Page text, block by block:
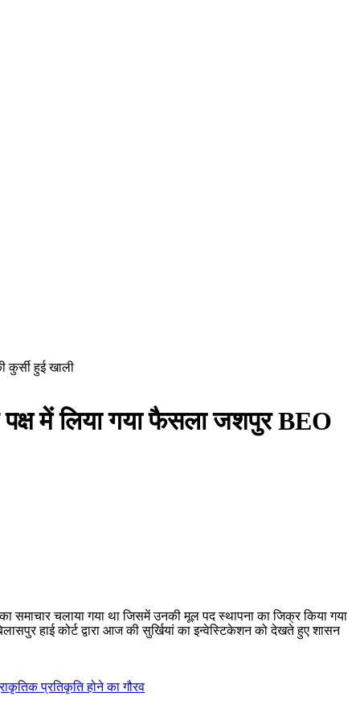
कुर्सी हुई खाली
में लिया गया फैसला जशपुर BEO
समाचार चलाया गया था जिसमें उनकी मूल पद स्थापना का जिक्र किया गया
हाई कोर्ट द्वारा आज की सुर्खियां का इन्वेस्टिकेशन को देखते हुए शासन
प्रतिकृति होने का गौरव